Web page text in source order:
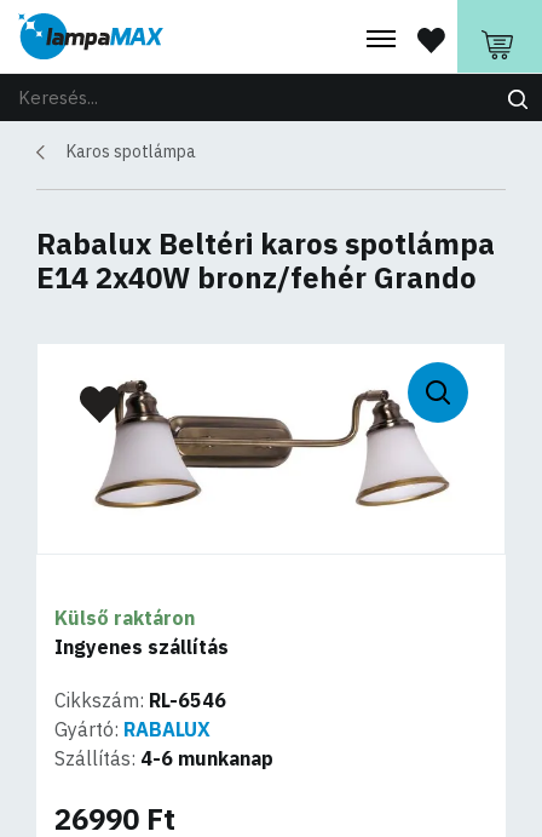
Karos spotlámpa
Rabalux Beltéri karos spotlámpa
E14 2x40W bronz/fehér Grando
Külső raktáron
Ingyenes szállítás
Cikkszám: RL-6546
Gyártó: RABALUX
Szállítás: 4-6 munkanap
26990 Ft